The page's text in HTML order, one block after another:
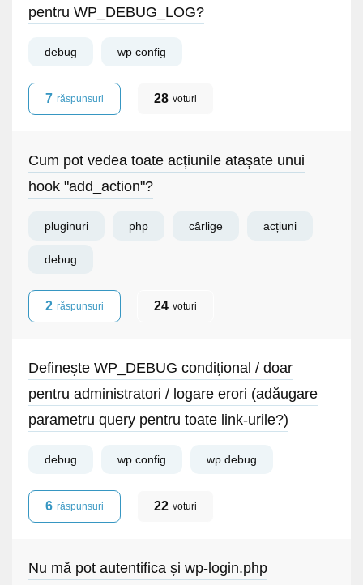
pentru WP_DEBUG_LOG?
debug wp config
7 răspunsuri 28 voturi
Cum pot vedea toate acțiunile atașate unui
hook "add_action"?
pluginuri php cârlige acțiuni
debug
2 răspunsuri 24 voturi
Definește WP_DEBUG condițional / doar
pentru administratori / logare erori (adăugare
parametru query pentru toate link-urile?)
debug wp config wp debug
6 răspunsuri 22 voturi
Nu mă pot autentifica și wp-login.php